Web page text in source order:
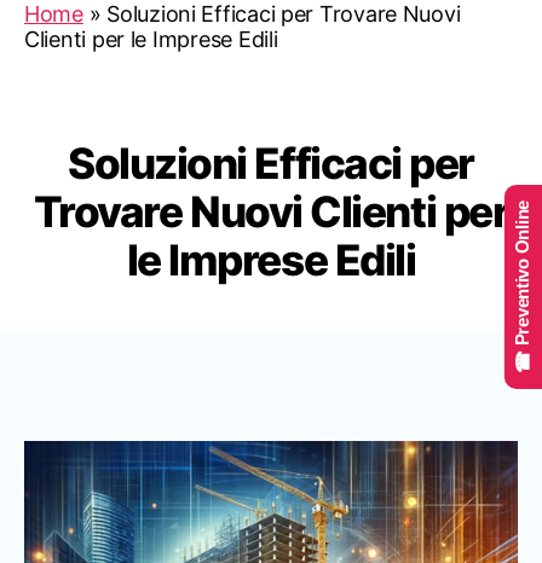
Home» Soluzioni Efficaci per Trovare Nuovi
Clienti per le Imprese Edili
Soluzioni Efficaci per
Trovare Nuovi Clienti per
le Imprese Edili
☎ Preventivo Online